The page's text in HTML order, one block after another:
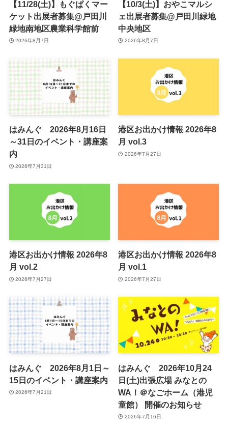
【11/28(土)】もぐぱくマー
ケット出展者募集@戸田川
緑地南地区農業科学館前
2026年8月7日
【10/3(土)】おやこマルシ
ェ出展者募集@戸田川緑地
中央地区
2026年8月7日
はみんぐ 2026年8月16日
～31日のイベント・講座案
内
2026年7月31日
港区お出かけ情報 2026年8
月 vol.3
2026年7月27日
港区お出かけ情報 2026年8
月 vol.2
2026年7月27日
港区お出かけ情報 2026年8
月 vol.1
2026年7月27日
はみんぐ 2026年8月1日～
15日のイベント・講座案内
2026年7月21日
はみんぐ 2026年10月24
日(土)出張広場 みなとの
WA！＠なごホーム（港児
童館） 開催のお知らせ
2026年7月16日